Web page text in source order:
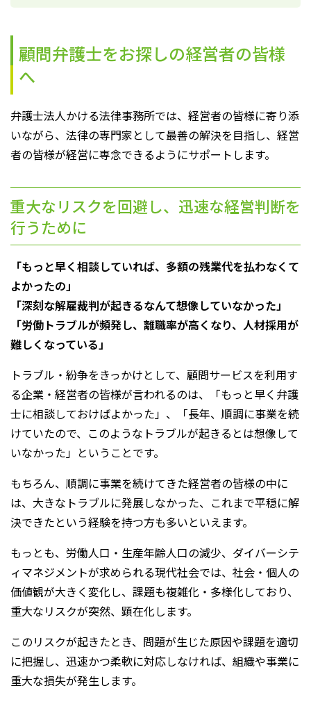
顧問弁護士をお探しの経営者の皆様
へ
弁護士法人かける法律事務所では、経営者の皆様に寄り添
いながら、法律の専門家として最善の解決を目指し、経営
者の皆様が経営に専念できるようにサポートします。
重大なリスクを回避し、迅速な経営判断を
行うために
「もっと早く相談していれば、多額の残業代を払わなくて
よかったの」
「深刻な解雇裁判が起きるなんて想像していなかった」
「労働トラブルが頻発し、離職率が高くなり、人材採用が
難しくなっている」
トラブル・紛争をきっかけとして、顧問サービスを利用す
る企業・経営者の皆様が言われるのは、「もっと早く弁護
士に相談しておけばよかった」、「長年、順調に事業を続
けていたので、このようなトラブルが起きるとは想像して
いなかった」ということです。
もちろん、順調に事業を続けてきた経営者の皆様の中に
は、大きなトラブルに発展しなかった、これまで平穏に解
決できたという経験を持つ方も多いといえます。
もっとも、労働人口・生産年齢人口の減少、ダイバーシテ
ィマネジメントが求められる現代社会では、社会・個人の
価値観が大きく変化し、課題も複雑化・多様化しており、
重大なリスクが突然、顕在化します。
このリスクが起きたとき、問題が生じた原因や課題を適切
に把握し、迅速かつ柔軟に対応しなければ、組織や事業に
重大な損失が発生します。